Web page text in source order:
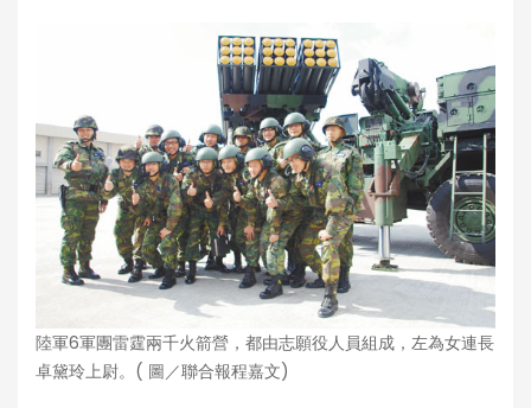
陸軍6軍團雷霆兩千火箭營，都由志願役人員組成，左為女連長
卓黛玲上尉。( 圖／聯合報程嘉文)